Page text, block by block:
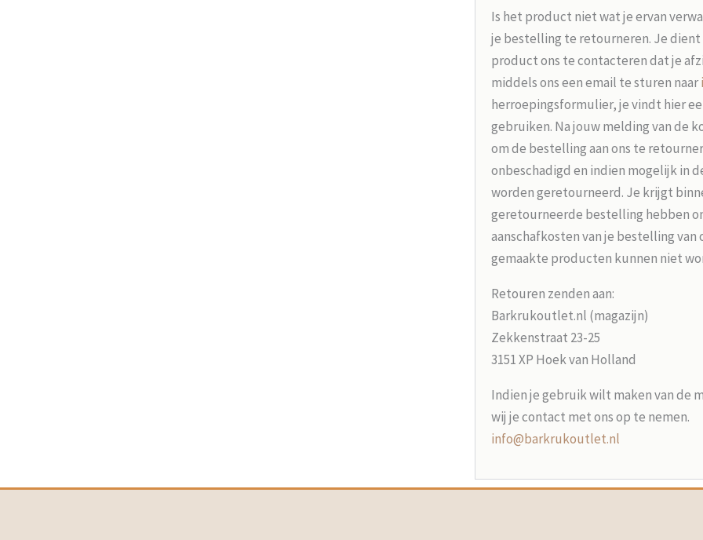
Is het product niet wat je ervan
je bestelling te retourneren. Je dient
product ons te contacteren dat je
middels ons een email te sturen naar
herroepingsformulier, je vindt hier
gebruiken. Na jouw melding van de
om de bestelling aan ons te
onbeschadigd en indien mogelijk in
worden geretourneerd. Je krijgt
geretourneerde bestelling hebben
aanschafkosten van je bestelling
gemaakte producten kunnen niet
Retouren zenden aan:
Barkrukoutlet.nl (magazijn)
Zekkenstraat 23-25
3151 XP Hoek van Holland
Indien je gebruik wilt maken van de
wij je contact met ons op te nemen.
info@barkrukoutlet.nl